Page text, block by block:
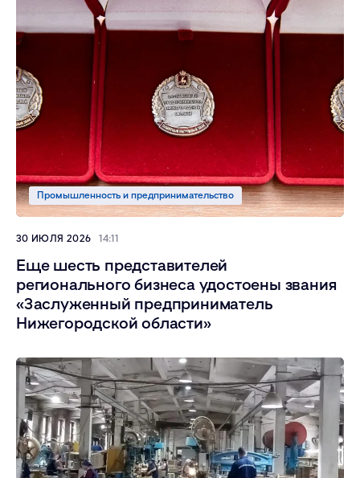
Еще шесть представителей
регионального бизнеса удостоены звания
«Заслуженный предприниматель
Нижегородской области»
Промышленность и предпринимательство
30 ИЮЛЯ 2026 14:11